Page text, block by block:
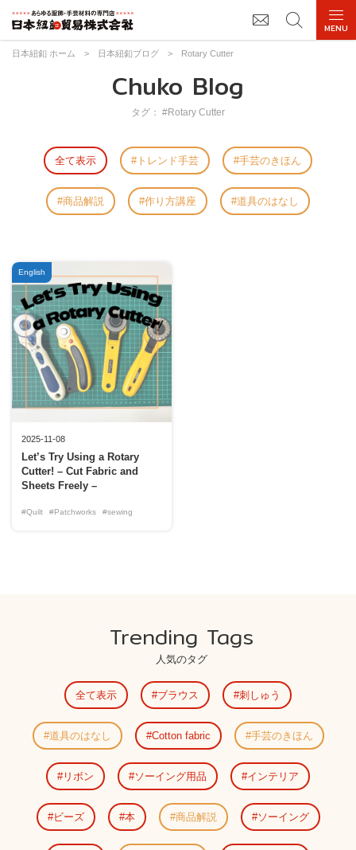
日本紐釦 ホーム > 日本紐釦ブログ > Rotary Cutter
Chuko Blog
タグ： #Rotary Cutter
全て表示 トレンド手芸 手芸のきほん
商品解説 作り方講座 道具のはなし
2025-11-08
Let’s Try Using a Rotary
Cutter! – Cut Fabric and
Sheets Freely –
#Quilt #Patchworks #sewing
English
Trending Tags
人気のタグ
全て表示 ブラウス 刺しゅう
道具のはなし Cotton fabric 手芸のきほん
リボン ソーイング用品 インテリア
ビーズ 本 商品解説 ソーイング